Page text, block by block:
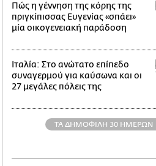
Πώς η γέννηση της κόρης της
πριγκίπισσας Ευγενίας «σπάει»
μία οικογενειακή παράδοση
Ιταλία: Στο ανώτατο επίπεδο
συναγερμού για καύσωνα και οι
27 μεγάλες πόλεις της
ΤΑ ΔΗΜΟΦΙΛΗ 30 ΗΜΕΡΩΝ